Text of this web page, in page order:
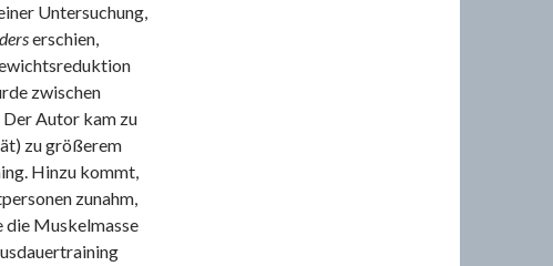
Untersuchung,
erschien,
zwischen
Autor kam zu
zu größerem
Hinzu kommt,
zunahm,
die Muskelmasse